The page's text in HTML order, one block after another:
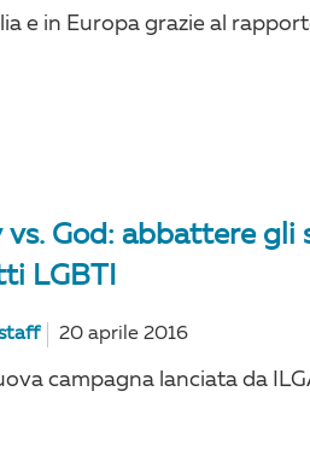
e in Europa grazie al
vs. God: abbattere
LGBTI
20 aprile 2016
campagna lanciata da